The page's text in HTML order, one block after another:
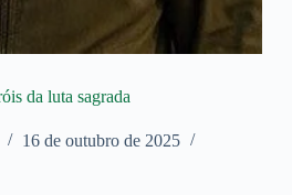
da luta sagrada
16 de outubro de 2025